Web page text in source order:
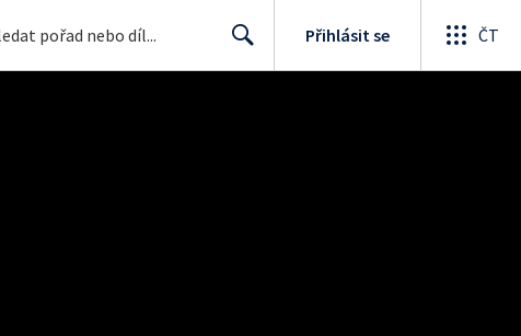
Přihlásit se ČT